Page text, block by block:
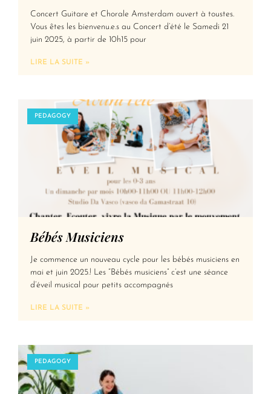
Concert Guitare et Chorale Amsterdam ouvert à toustes.
Vous êtes les bienvenu.e.s au Concert d’été le Samedi 21
juin 2025, à partir de 10h15 pour
LIRE LA SUITE »
PEDAGOGY
Bébés Musiciens
Je commence un nouveau cycle pour les bébés musiciens en
mai et juin 2025.! Les “Bébés musiciens” c’est une séance
d’éveil musical pour petits accompagnés
LIRE LA SUITE »
PEDAGOGY